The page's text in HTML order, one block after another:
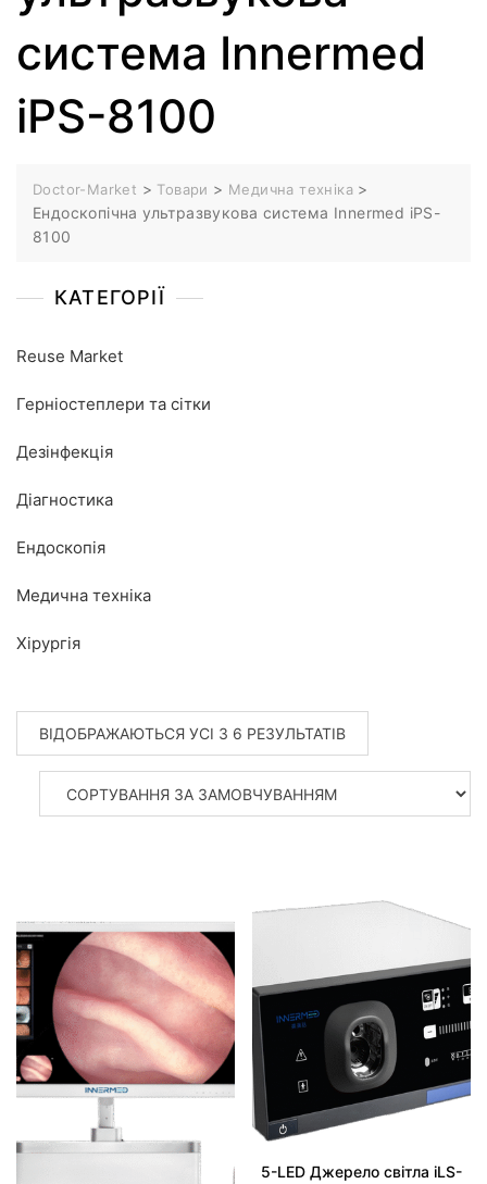
система Innermed
iPS-8100
Doctor-Market > Товари > Медична техніка >
Ендоскопічна ультразвукова система Innermed iPS-
8100
КАТЕГОРІЇ
Reuse Market
Герніостеплери та сітки
Дезінфекція
Діагностика
Ендоскопія
Медична техніка
Хірургія
ВІДОБРАЖАЮТЬСЯ УСІ З 6 РЕЗУЛЬТАТІВ
5-LED Джерело світла iLS-